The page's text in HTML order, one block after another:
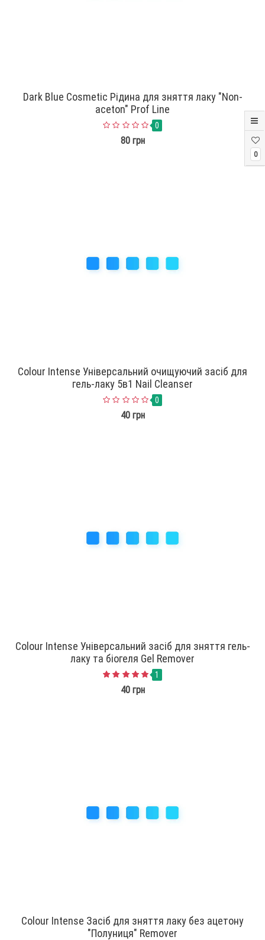
0
Dark Blue Cosmetic Рідина для зняття лаку "Non-
aceton" Prof Line
0
80 грн
Colour Intense Універсальний очищуючий засіб для
гель-лаку 5в1 Nail Cleanser
0
40 грн
Colour Intense Універсальний засіб для зняття гель-
лаку та біогеля Gel Remover
1
40 грн
Colour Intense Засіб для зняття лаку без ацетону
"Полуниця" Remover